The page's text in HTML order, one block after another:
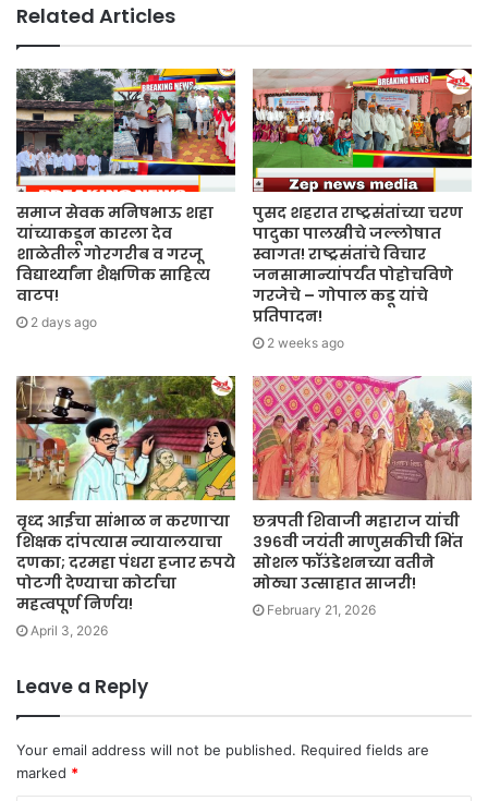
Related Articles
समाज सेवक मनिषभाऊ शहा
यांच्याकडून कारला देव
शाळेतील गोरगरीब व गरजू
विद्यार्थ्यांना शैक्षणिक साहित्य
वाटप!
2 days ago
पुसद शहरात राष्ट्रसंतांच्या चरण
पादुका पालखीचे जल्लोषात
स्वागत! राष्ट्रसंतांचे विचार
जनसामान्यांपर्यंत पोहोचविणे
गरजेचे – गोपाल कडू यांचे
प्रतिपादन!
2 weeks ago
वृध्द आईचा सांभाळ न करणाऱ्या
शिक्षक दांपत्यास न्यायालयाचा
दणका; दरमहा पंधरा हजार रुपये
पोटगी देण्याचा कोर्टाचा
महत्वपूर्ण निर्णय!
April 3, 2026
छत्रपती शिवाजी महाराज यांची
३९६वी जयंती माणुसकीची भिंत
सोशल फॉउंडेशनच्या वतीने
मोठ्या उत्साहात साजरी!
February 21, 2026
Leave a Reply
Your email address will not be published. Required fields are
marked *